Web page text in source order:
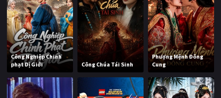
Công Nghiệp Chinh
phạt Dị Giới
Công Chúa Tái Sinh
Phượng Mệnh Đông
Cung